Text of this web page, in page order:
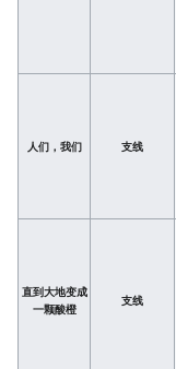
人们，我们 支线
直到大地变成
一颗酸橙
支线